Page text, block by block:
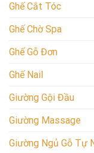
Ghế Cắt Tóc
Ghế Chờ Spa
Ghế Gỗ Đơn
Ghế Nail
Giường Gội Đầu
Giường Massage
Giường Ngủ Gỗ Tự